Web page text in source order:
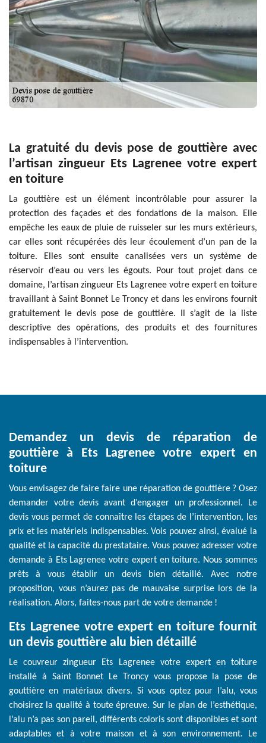
La gratuité du devis pose de gouttière avec
l’artisan zingueur Ets Lagrenee votre expert
en toiture
La gouttière est un élément incontrôlable pour assurer la
protection des façades et des fondations de la maison. Elle
empêche les eaux de pluie de ruisseler sur les murs extérieurs,
car elles sont récupérées dès leur écoulement d’un pan de la
toiture. Elles sont ensuite canalisées vers un système de
réservoir d’eau ou vers les égouts. Pour tout projet dans ce
domaine, l’artisan zingueur Ets Lagrenee votre expert en toiture
travaillant à Saint Bonnet Le Troncy et dans les environs fournit
gratuitement le devis pose de gouttière. Il s’agit de la liste
descriptive des opérations, des produits et des fournitures
indispensables à l’intervention.
Demandez un devis de réparation de
gouttière à Ets Lagrenee votre expert en
toiture
Vous envisagez de faire faire une réparation de gouttière ? Osez
demander votre devis avant d’engager un professionnel. Le
devis vous permet de connaître les étapes de l’intervention, les
prix et les matériels indispensables. Vois pouvez ainsi, évalué la
qualité et la capacité du prestataire. Vous pouvez adresser votre
demande à Ets Lagrenee votre expert en toiture. Nous sommes
prêts à vous établir un devis bien détaillé. Avec notre
proposition, vous n’aurez pas de mauvaise surprise lors de la
réalisation. Alors, faites-nous part de votre demande !
Ets Lagrenee votre expert en toiture fournit
un devis gouttière alu bien détaillé
Le couvreur zingueur Ets Lagrenee votre expert en toiture
installé à Saint Bonnet Le Troncy vous propose la pose de
gouttière en matériaux divers. Si vous optez pour l’alu, vous
choisirez la qualité à toute épreuve. Sur le plan de l’esthétique,
l’alu n’a pas son pareil, différents coloris sont disponibles et sont
adaptables et à votre maison et à son environnement. Le